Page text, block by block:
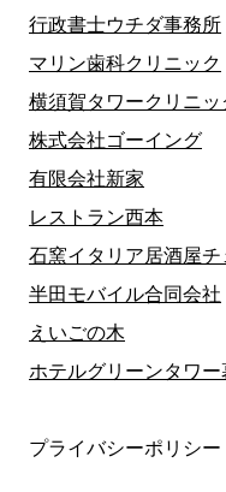
行政書士ウチダ事務所
マリン歯科クリニック
横須賀タワークリニッ
株式会社ゴーイング
有限会社新家
レストラン西本
石窯イタリア居酒屋
半田モバイル合同会社
えいごの木
ホテルグリーンタワー
プライバシーポリシー